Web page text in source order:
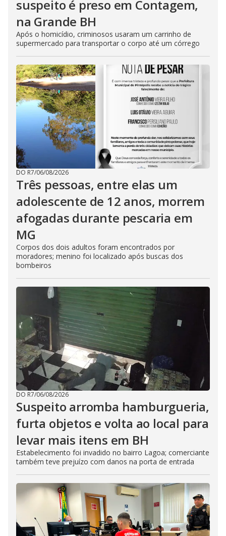
suspeito é preso em Contagem,
na Grande BH
Após o homicídio, criminosos usaram um carrinho de
supermercado para transportar o corpo até um córrego
DO R7/06/08/2026
Três pessoas, entre elas um
adolescente de 12 anos, morrem
afogadas durante pescaria em
MG
Corpos dos dois adultos foram encontrados por
moradores; menino foi localizado após buscas dos
bombeiros
DO R7/06/08/2026
Suspeito arromba hamburgueria,
furta objetos e volta ao local para
levar mais itens em BH
Estabelecimento foi invadido no bairro Lagoa; comerciante
também teve prejuízo com danos na porta de entrada